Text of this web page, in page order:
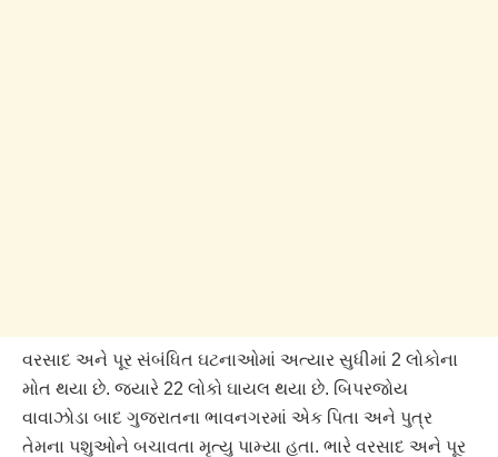
વરસાદ અને પૂર સંબંધિત ઘટનાઓમાં અત્યાર સુધીમાં 2 લોકોના
મોત થયા છે. જ્યારે 22 લોકો ઘાયલ થયા છે. બિપરજોય
વાવાઝોડા બાદ ગુજરાતના ભાવનગરમાં એક પિતા અને પુત્ર
તેમના પશુઓને બચાવતા મૃત્યુ પામ્યા હતા. ભારે વરસાદ અને પૂર